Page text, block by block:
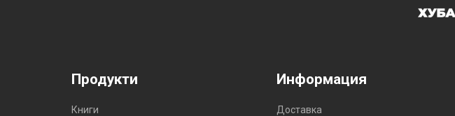
Продукти
Книги
Информация
Доставка